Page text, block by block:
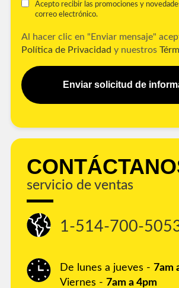
Acepto recibir las promociones y
correo electrónico.
Al hacer clic en "Enviar mensaje"
Política de Privacidad y nuestros
Enviar solicitud de
servicio de ventas
1-514-700-
De lunes a jueves - 7am
Viernes - 7am a 4pm